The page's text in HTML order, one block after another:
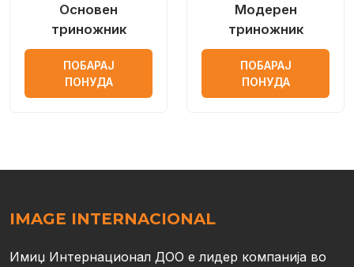
Основен
триножник
ПОБАРАЈ
ПОНУДА
Модерен
триножник
ПОБАРАЈ
ПОНУДА
IMAGE INTERNACIONAL
Имиџ Интернационал ДОО е лидер компанија во